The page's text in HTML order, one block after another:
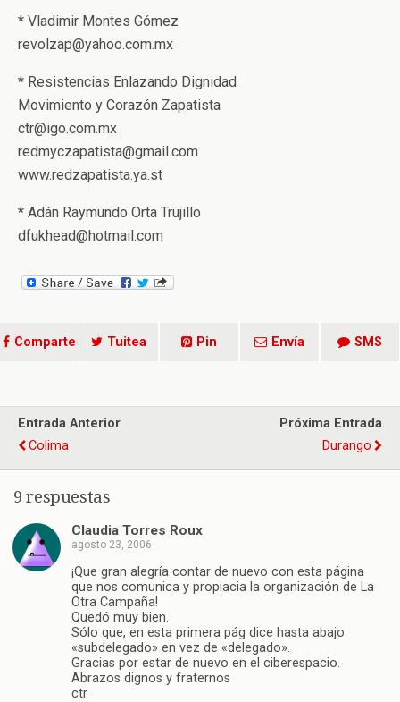
* Vladimir Montes Gómez
revolzap@yahoo.com.mx
* Resistencias Enlazando Dignidad
Movimiento y Corazón Zapatista
ctr@igo.com.mx
redmyczapatista@gmail.com
www.redzapatista.ya.st
* Adán Raymundo Orta Trujillo
dfukhead@hotmail.com
Comparte Tuitea Pin Envía SMS
Entrada Anterior
Colima
Próxima Entrada
Durango
9 respuestas
Claudia Torres Roux
agosto 23, 2006
¡Que gran alegría contar de nuevo con esta página
que nos comunica y propiacia la organización de La
Otra Campaña!
Quedó muy bien.
Sólo que, en esta primera pág dice hasta abajo
«subdelegado» en vez de «delegado».
Gracias por estar de nuevo en el ciberespacio.
Abrazos dignos y fraternos
ctr